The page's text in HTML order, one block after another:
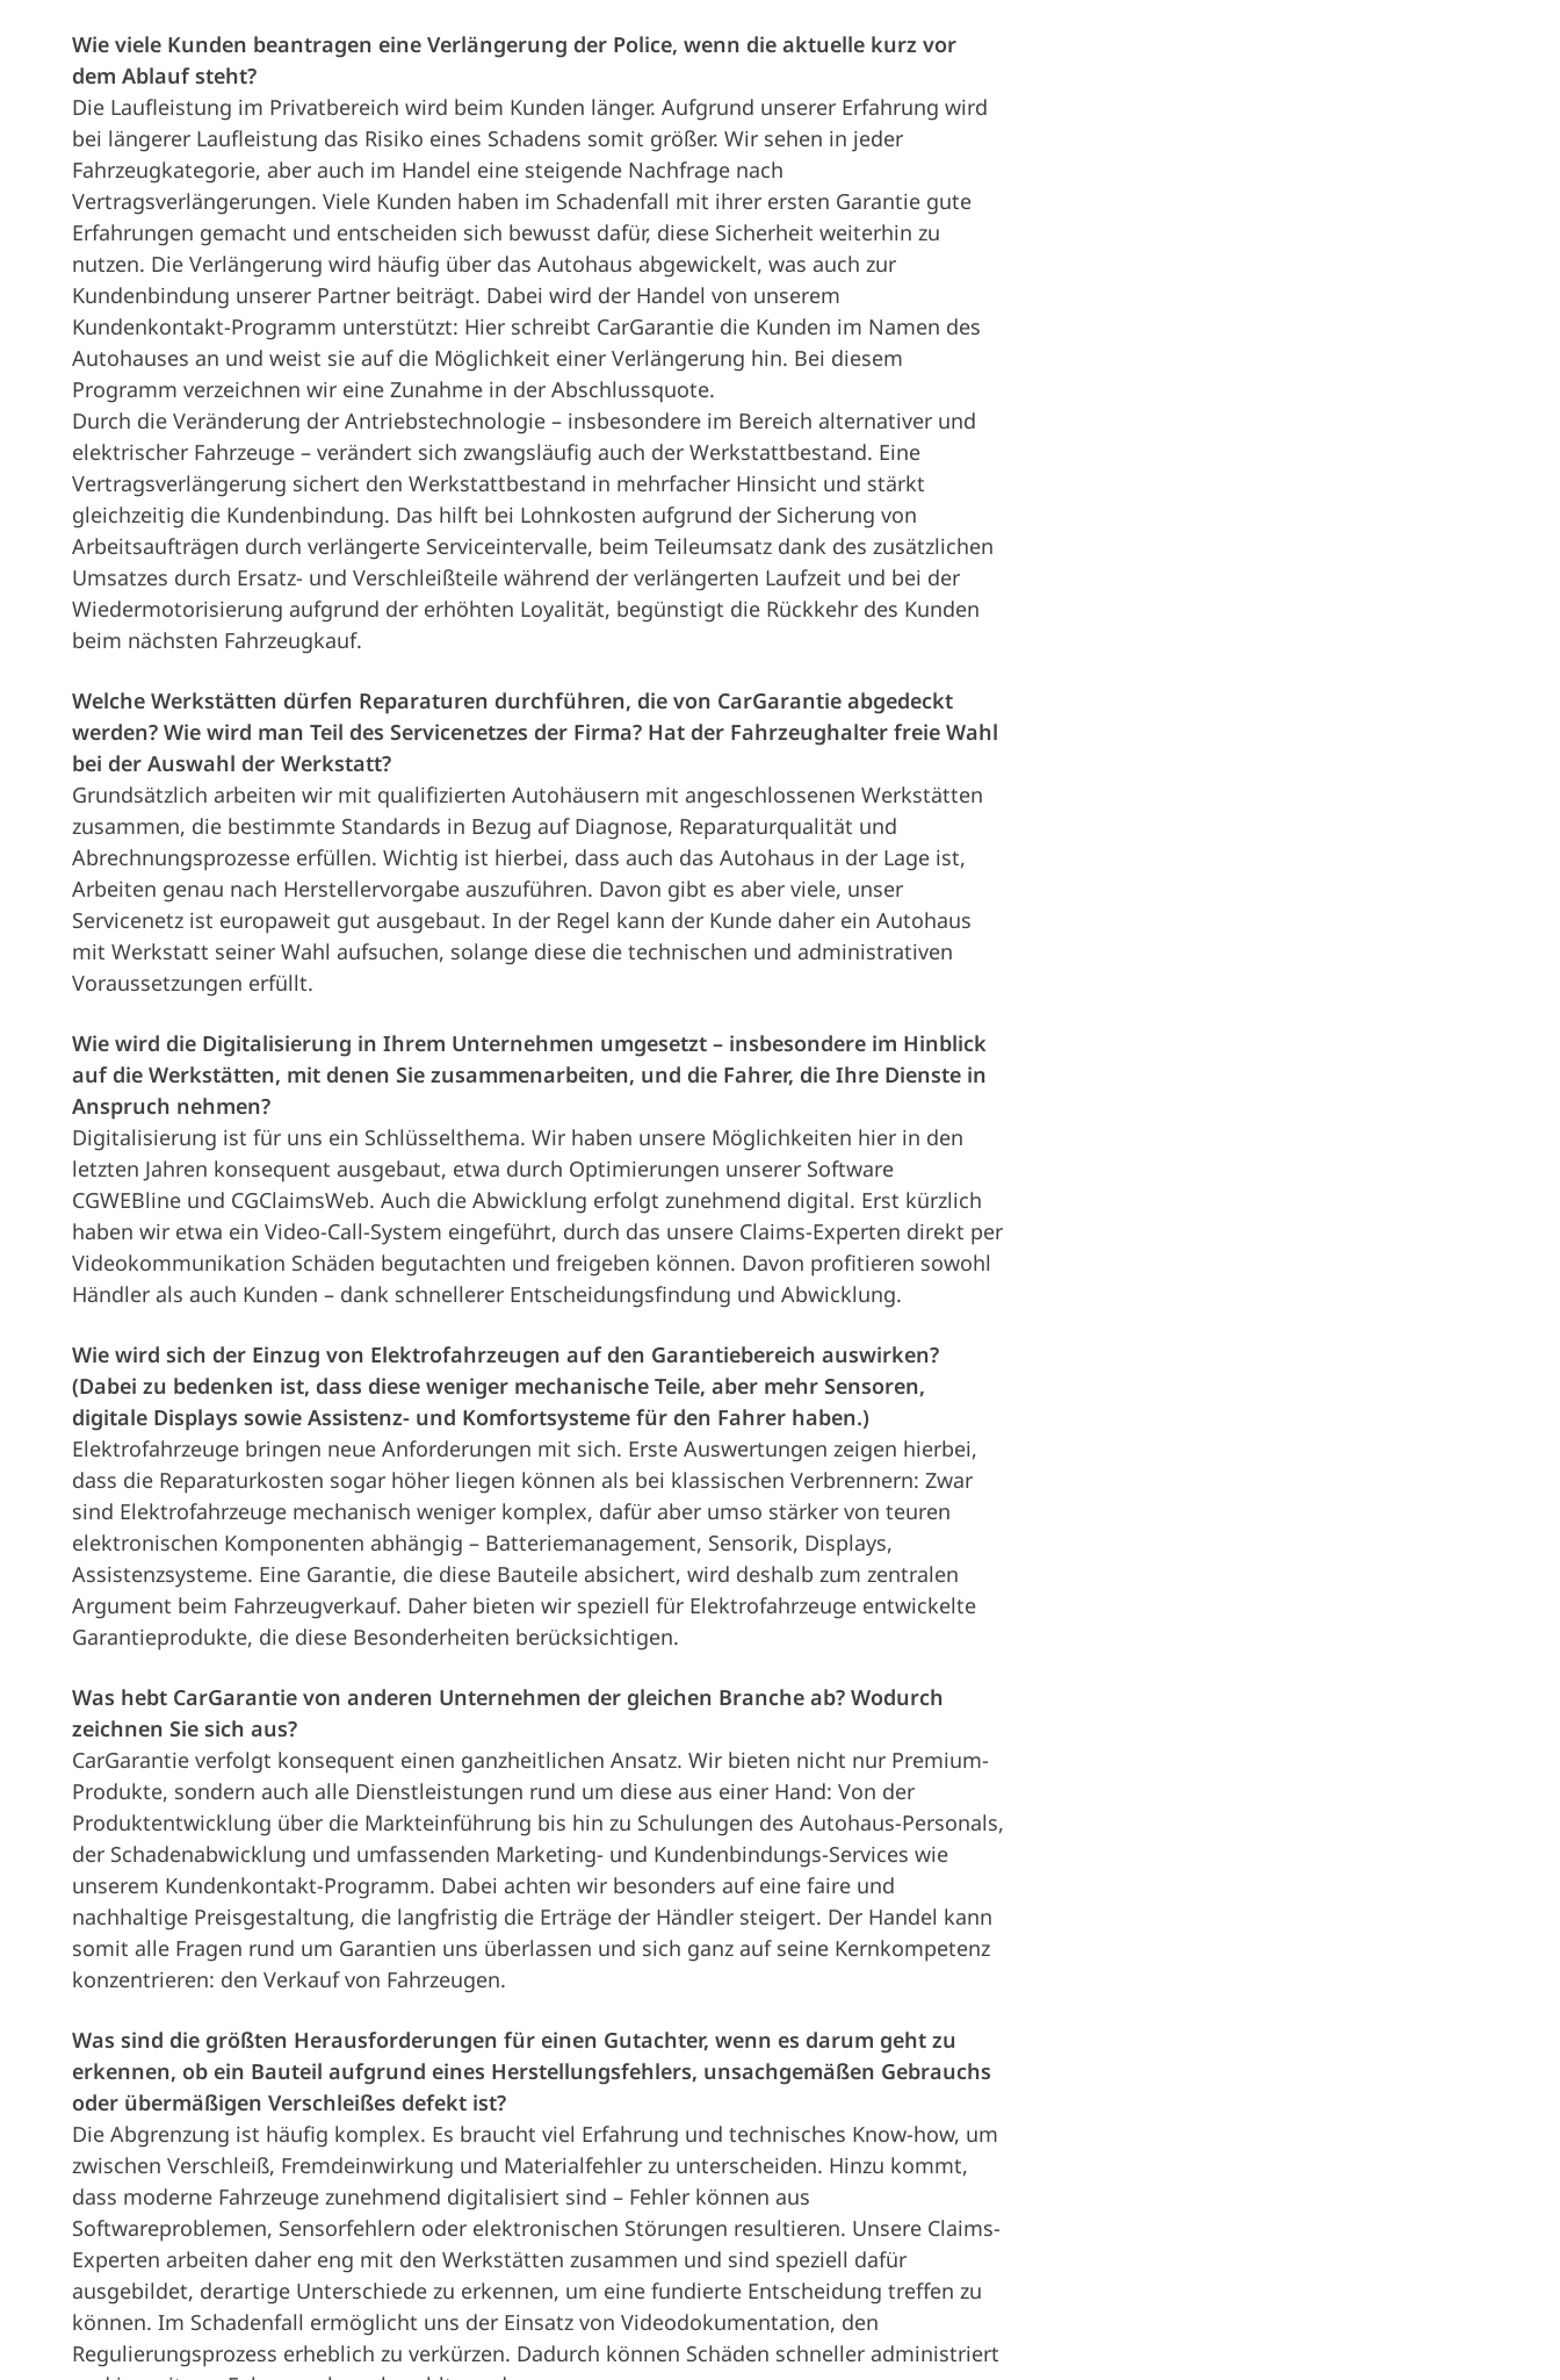
Wie viele Kunden beantragen eine Verlängerung der Police, wenn die aktuelle kurz vor
dem Ablauf steht?
Die Laufleistung im Privatbereich wird beim Kunden länger. Aufgrund unserer Erfahrung wird
bei längerer Laufleistung das Risiko eines Schadens somit größer. Wir sehen in jeder
Fahrzeugkategorie, aber auch im Handel eine steigende Nachfrage nach
Vertragsverlängerungen. Viele Kunden haben im Schadenfall mit ihrer ersten Garantie gute
Erfahrungen gemacht und entscheiden sich bewusst dafür, diese Sicherheit weiterhin zu
nutzen. Die Verlängerung wird häufig über das Autohaus abgewickelt, was auch zur
Kundenbindung unserer Partner beiträgt. Dabei wird der Handel von unserem
Kundenkontakt-Programm unterstützt: Hier schreibt CarGarantie die Kunden im Namen des
Autohauses an und weist sie auf die Möglichkeit einer Verlängerung hin. Bei diesem
Programm verzeichnen wir eine Zunahme in der Abschlussquote.
Durch die Veränderung der Antriebstechnologie – insbesondere im Bereich alternativer und
elektrischer Fahrzeuge – verändert sich zwangsläufig auch der Werkstattbestand. Eine
Vertragsverlängerung sichert den Werkstattbestand in mehrfacher Hinsicht und stärkt
gleichzeitig die Kundenbindung. Das hilft bei Lohnkosten aufgrund der Sicherung von
Arbeitsaufträgen durch verlängerte Serviceintervalle, beim Teileumsatz dank des zusätzlichen
Umsatzes durch Ersatz- und Verschleißteile während der verlängerten Laufzeit und bei der
Wiedermotorisierung aufgrund der erhöhten Loyalität, begünstigt die Rückkehr des Kunden
beim nächsten Fahrzeugkauf.
Welche Werkstätten dürfen Reparaturen durchführen, die von CarGarantie abgedeckt
werden? Wie wird man Teil des Servicenetzes der Firma? Hat der Fahrzeughalter freie Wahl
bei der Auswahl der Werkstatt?
Grundsätzlich arbeiten wir mit qualifizierten Autohäusern mit angeschlossenen Werkstätten
zusammen, die bestimmte Standards in Bezug auf Diagnose, Reparaturqualität und
Abrechnungsprozesse erfüllen. Wichtig ist hierbei, dass auch das Autohaus in der Lage ist,
Arbeiten genau nach Herstellervorgabe auszuführen. Davon gibt es aber viele, unser
Servicenetz ist europaweit gut ausgebaut. In der Regel kann der Kunde daher ein Autohaus
mit Werkstatt seiner Wahl aufsuchen, solange diese die technischen und administrativen
Voraussetzungen erfüllt.
Wie wird die Digitalisierung in Ihrem Unternehmen umgesetzt – insbesondere im Hinblick
auf die Werkstätten, mit denen Sie zusammenarbeiten, und die Fahrer, die Ihre Dienste in
Anspruch nehmen?
Digitalisierung ist für uns ein Schlüsselthema. Wir haben unsere Möglichkeiten hier in den
letzten Jahren konsequent ausgebaut, etwa durch Optimierungen unserer Software
CGWEBline und CGClaimsWeb. Auch die Abwicklung erfolgt zunehmend digital. Erst kürzlich
haben wir etwa ein Video-Call-System eingeführt, durch das unsere Claims-Experten direkt per
Videokommunikation Schäden begutachten und freigeben können. Davon profitieren sowohl
Händler als auch Kunden – dank schnellerer Entscheidungsfindung und Abwicklung.
Wie wird sich der Einzug von Elektrofahrzeugen auf den Garantiebereich auswirken?
(Dabei zu bedenken ist, dass diese weniger mechanische Teile, aber mehr Sensoren,
digitale Displays sowie Assistenz- und Komfortsysteme für den Fahrer haben.)
Elektrofahrzeuge bringen neue Anforderungen mit sich. Erste Auswertungen zeigen hierbei,
dass die Reparaturkosten sogar höher liegen können als bei klassischen Verbrennern: Zwar
sind Elektrofahrzeuge mechanisch weniger komplex, dafür aber umso stärker von teuren
elektronischen Komponenten abhängig – Batteriemanagement, Sensorik, Displays,
Assistenzsysteme. Eine Garantie, die diese Bauteile absichert, wird deshalb zum zentralen
Argument beim Fahrzeugverkauf. Daher bieten wir speziell für Elektrofahrzeuge entwickelte
Garantieprodukte, die diese Besonderheiten berücksichtigen.
Was hebt CarGarantie von anderen Unternehmen der gleichen Branche ab? Wodurch
zeichnen Sie sich aus?
CarGarantie verfolgt konsequent einen ganzheitlichen Ansatz. Wir bieten nicht nur Premium-
Produkte, sondern auch alle Dienstleistungen rund um diese aus einer Hand: Von der
Produktentwicklung über die Markteinführung bis hin zu Schulungen des Autohaus-Personals,
der Schadenabwicklung und umfassenden Marketing- und Kundenbindungs-Services wie
unserem Kundenkontakt-Programm. Dabei achten wir besonders auf eine faire und
nachhaltige Preisgestaltung, die langfristig die Erträge der Händler steigert. Der Handel kann
somit alle Fragen rund um Garantien uns überlassen und sich ganz auf seine Kernkompetenz
konzentrieren: den Verkauf von Fahrzeugen.
Was sind die größten Herausforderungen für einen Gutachter, wenn es darum geht zu
erkennen, ob ein Bauteil aufgrund eines Herstellungsfehlers, unsachgemäßen Gebrauchs
oder übermäßigen Verschleißes defekt ist?
Die Abgrenzung ist häufig komplex. Es braucht viel Erfahrung und technisches Know-how, um
zwischen Verschleiß, Fremdeinwirkung und Materialfehler zu unterscheiden. Hinzu kommt,
dass moderne Fahrzeuge zunehmend digitalisiert sind – Fehler können aus
Softwareproblemen, Sensorfehlern oder elektronischen Störungen resultieren. Unsere Claims-
Experten arbeiten daher eng mit den Werkstätten zusammen und sind speziell dafür
ausgebildet, derartige Unterschiede zu erkennen, um eine fundierte Entscheidung treffen zu
können. Im Schadenfall ermöglicht uns der Einsatz von Videodokumentation, den
Regulierungsprozess erheblich zu verkürzen. Dadurch können Schäden schneller administriert